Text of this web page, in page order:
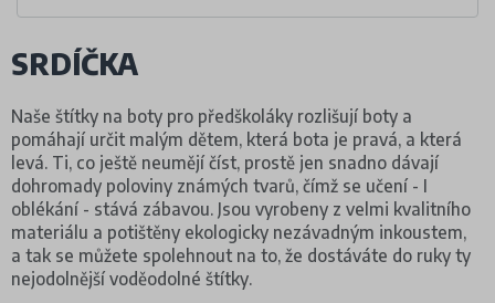
SRDÍČKA
Naše štítky na boty pro předškoláky rozlišují boty a
pomáhají určit malým dětem, která bota je pravá, a která
levá. Ti, co ještě neumějí číst, prostě jen snadno dávají
dohromady poloviny známých tvarů, čímž se učení - I
oblékání - stává zábavou. Jsou vyrobeny z velmi kvalitního
materiálu a potištěny ekologicky nezávadným inkoustem,
a tak se můžete spolehnout na to, že dostáváte do ruky ty
nejodolnější voděodolné štítky.